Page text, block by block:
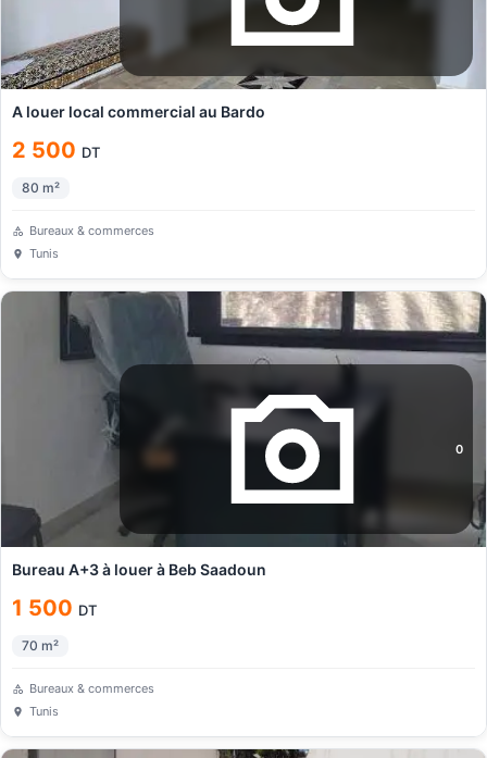
A louer local commercial au Bardo
2 500 DT
80 m²
Bureaux & commerces
Tunis
0
Bureau A+3 à louer à Beb Saadoun
1 500 DT
70 m²
Bureaux & commerces
Tunis